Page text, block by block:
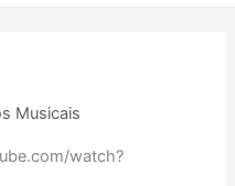
Musicais
watch?